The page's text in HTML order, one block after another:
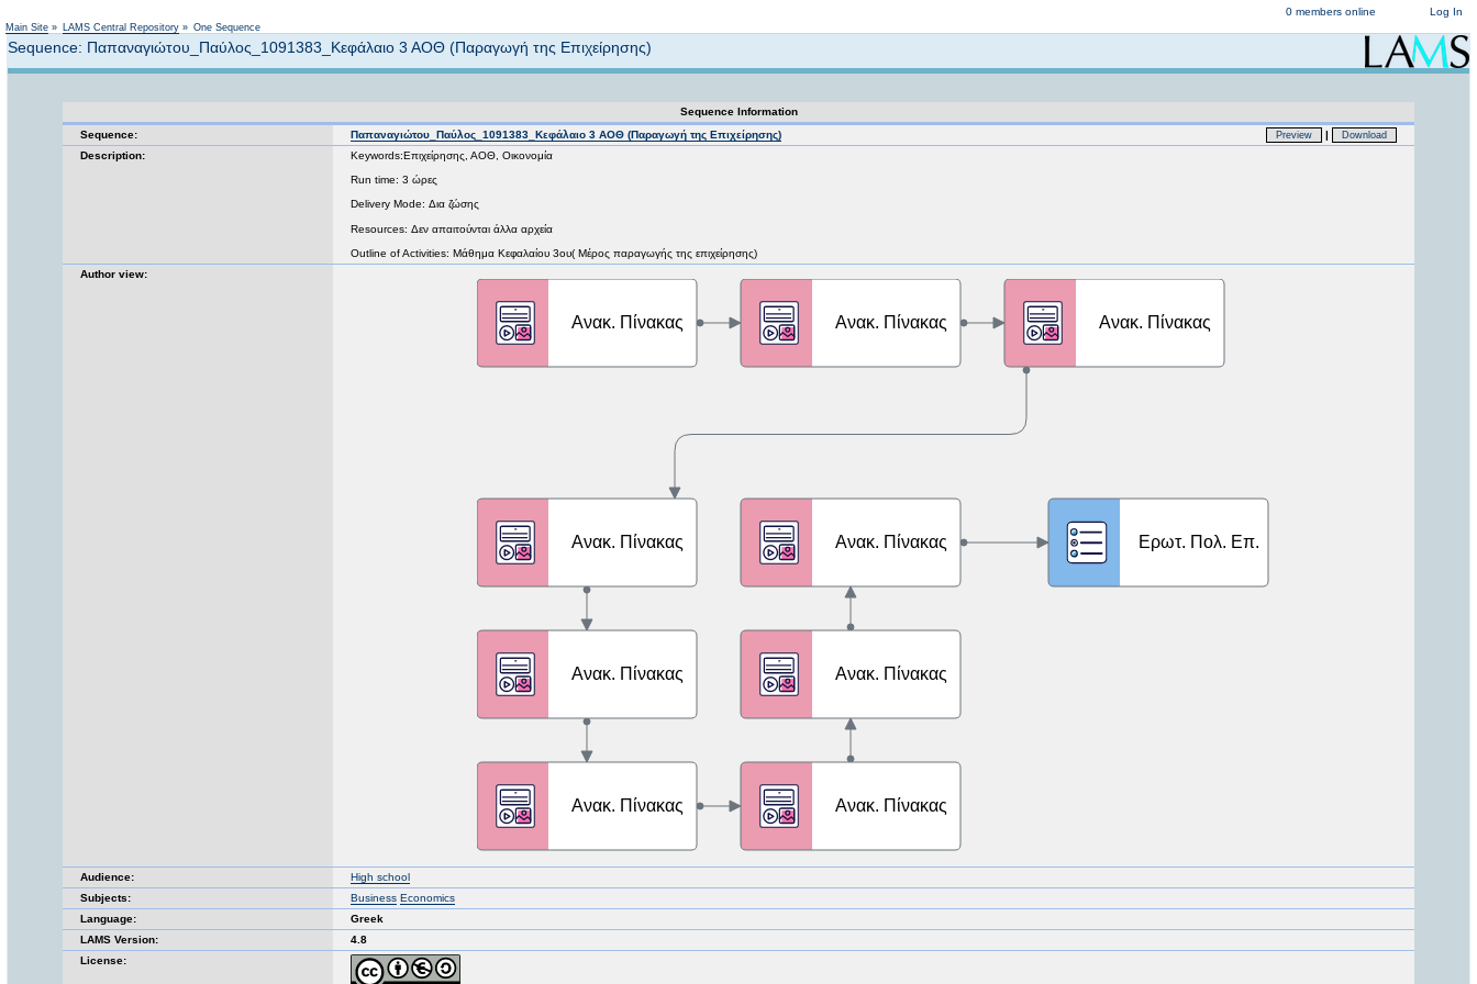
Log In
0 members online
Main Site » LAMS Central Repository » One Sequence
Sequence: Παπαναγιώτου_Παύλος_1091383_Κεφάλαιο 3 ΑΟΘ (Παραγωγή της Επιχείρησης)
Sequence Information
Sequence:
Παπαναγιώτου_Παύλος_1091383_Κεφάλαιο 3 ΑΟΘ (Παραγωγή της Επιχείρησης) Preview | Download
Description: Keywords:Επιχείρησης, ΑΟΘ, Οικονομία
Run time: 3 ώρες
Delivery Mode: Δια ζώσης
Resources: Δεν απαιτούνται άλλα αρχεία
Outline of Activities: Μάθημα Κεφαλαίου 3ου( Μέρος παραγωγής της επιχείρησης)
Author view:
Audience:
High school
Subjects:
Business Economics
Language:
Greek
LAMS Version:
4.8
License: